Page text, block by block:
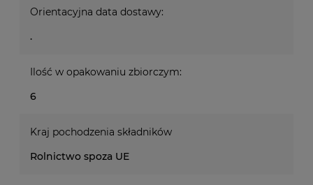
Orientacyjna data dostawy:
.
Ilość w opakowaniu zbiorczym:
6
Kraj pochodzenia składników
Rolnictwo spoza UE